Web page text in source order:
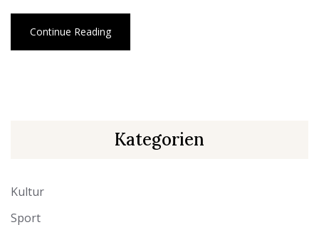
Continue Reading
Kategorien
Kultur
Sport